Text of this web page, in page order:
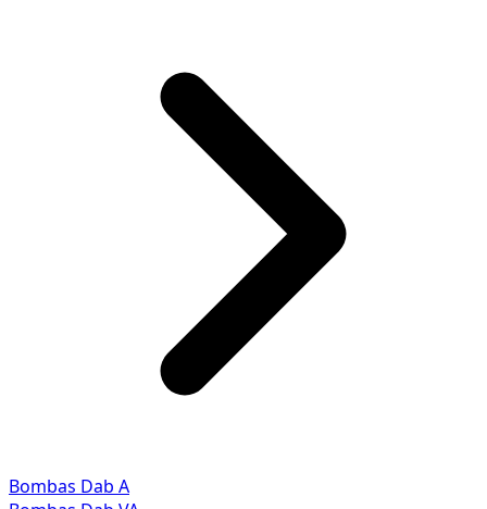
Bombas Dab A